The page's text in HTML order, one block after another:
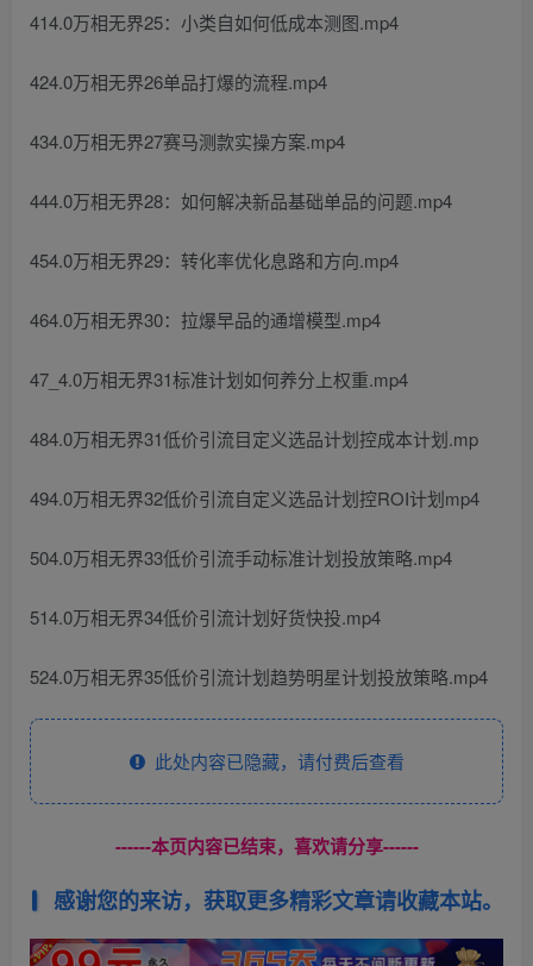
414.0万相无界25：小类自如何低成本测图.mp4
424.0万相无界26单品打爆的流程.mp4
434.0万相无界27赛马测款实操方案.mp4
444.0万相无界28：如何解决新品基础单品的问题.mp4
454.0万相无界29：转化率优化息路和方向.mp4
464.0万相无界30：拉爆早品的通增模型.mp4
47_4.0万相无界31标准计划如何养分上权重.mp4
484.0万相无界31低价引流目定义选品计划控成本计划.mp
494.0万相无界32低价引流自定义选品计划控ROI计划mp4
504.0万相无界33低价引流手动标准计划投放策略.mp4
514.0万相无界34低价引流计划好货快投.mp4
524.0万相无界35低价引流计划趋势明星计划投放策略.mp4
此处内容已隐藏，请付费后查看
------本页内容已结束，喜欢请分享------
感谢您的来访，获取更多精彩文章请收藏本站。